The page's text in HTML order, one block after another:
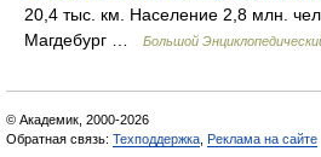
20,4 тыс. км. Население 2,8 млн.
Магдебург …
Большой
© Академик, 2000-2026
Обратная связь: Техподдержка Реклама на сайте